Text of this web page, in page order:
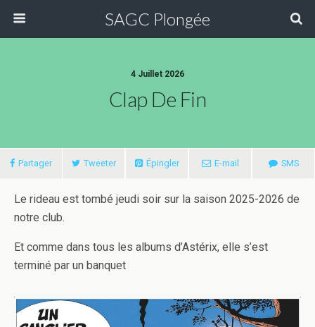
SAGC Plongée
4 Juillet 2026
Clap De Fin
Partager Tweeter Épingler E-mail SMS
Le rideau est tombé jeudi soir sur la saison 2025-2026 de
notre club.
Et comme dans tous les albums d’Astérix, elle s’est
terminé par un banquet